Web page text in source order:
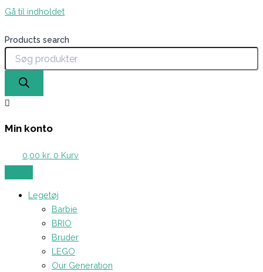
Gå til indholdet
Products search
Min konto
0,00 kr. 0 Kurv
Legetøj
Barbie
BRIO
Bruder
LEGO
Our Generation